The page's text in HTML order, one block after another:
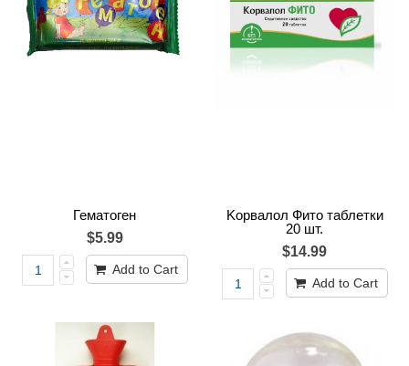
Гематоген
$5.99
Add to Cart
Kорвалол Фито таблетки
20 шт.
$14.99
Add to Cart